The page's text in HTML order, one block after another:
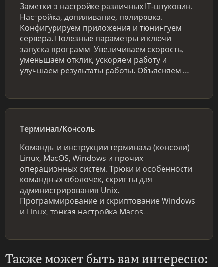
Заметки о настройке различных IT-штуковин.
Настройка, допиливание, полировка.
Конфигурируем приложения и тюнингуем
сервера. Полезные параметры и ключи
запуска программ. Увеличиваем скорость,
уменьшаем отклик, ускоряем работу и
улучшаем результаты работы. Объясняем …
Терминал/Консоль
Команды и инструкции терминала (консоли)
Linux, MacOS, Windows и прочих
операционных систем. Трюки и особенности
командных оболочек, скрипты для
администрирования Unix.
Программирование и скриптование Windows
и Linux, тонкая настройка Macos. …
Также может быть вам интересно: